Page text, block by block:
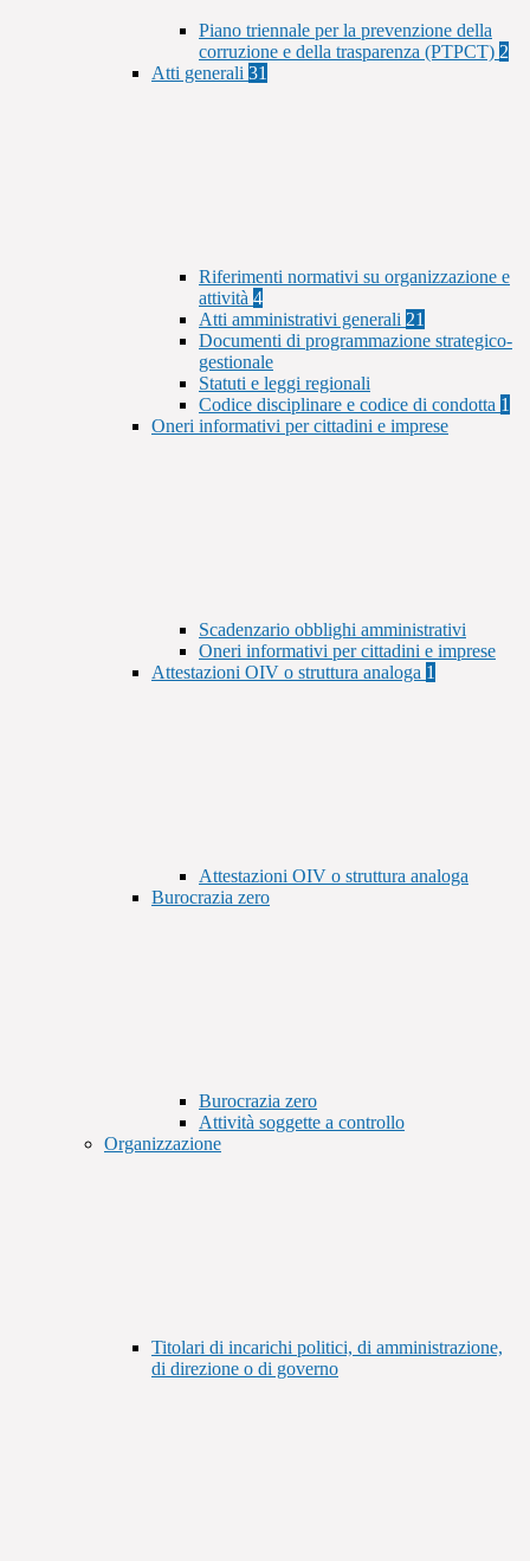
Piano triennale per la prevenzione della
corruzione e della trasparenza (PTPCT) 2
Atti generali 31
Riferimenti normativi su organizzazione e
attività 4
Atti amministrativi generali 21
Documenti di programmazione strategico-
gestionale
Statuti e leggi regionali
Codice disciplinare e codice di condotta 1
Oneri informativi per cittadini e imprese
Scadenzario obblighi amministrativi
Oneri informativi per cittadini e imprese
Attestazioni OIV o struttura analoga 1
Attestazioni OIV o struttura analoga
Burocrazia zero
Burocrazia zero
Attività soggette a controllo
Organizzazione
Titolari di incarichi politici, di amministrazione,
di direzione o di governo